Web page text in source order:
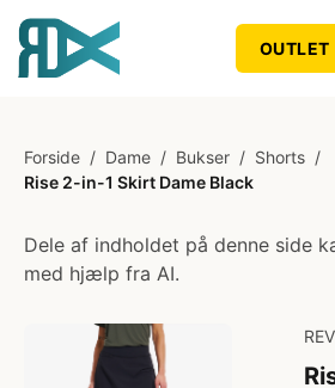
OUTLET
Forside / Dame / Bukser / Shorts /
Rise 2-in-1 Skirt Dame Black
Dele af indholdet på denne side
med hjælp fra AI.